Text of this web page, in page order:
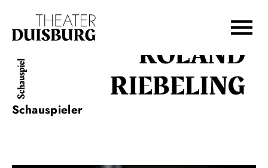
Zur Hauptnavigation springen
Zum Footer springen
Schauspiel
ROLAND
RIEBELING
Schauspieler